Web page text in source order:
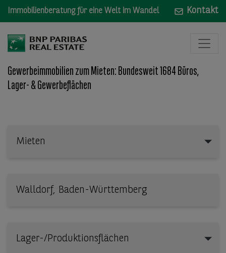
Immobilienberatung für eine Welt im Wandel Kontakt
Gewerbeimmobilien zum Mieten: Bundesweit 1684 Büros,
Lager- & Gewerbeflächen
Mieten
Lager-/Produktionsflächen